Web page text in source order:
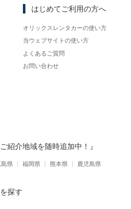
はじめてご利用の方へ
オリックスレンタカーの使い方
当ウェブサイトの使い方
よくあるご質問
お問い合わせ
ご紹介地域を随時追加中！』
島県 福岡県 熊本県 鹿児島県
探す